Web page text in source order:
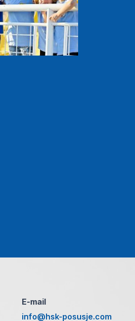
E-mail
info@hsk-posusje.com